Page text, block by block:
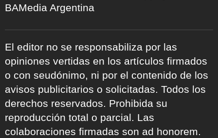
BAMedia Argentina
El editor no se responsabiliza por las
opiniones vertidas en los artículos firmados
o con seudónimo, ni por el contenido de los
avisos publicitarios o solicitadas. Todos los
derechos reservados. Prohibida su
reproducción total o parcial. Las
colaboraciones firmadas son ad honorem.